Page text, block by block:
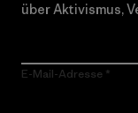
über Aktivismus,
E-Mail-Adresse